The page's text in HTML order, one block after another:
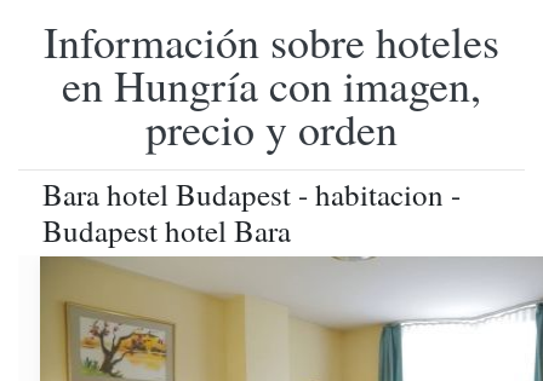
Información sobre hoteles
en Hungría con imagen,
precio y orden
Bara hotel Budapest - habitacion -
Budapest hotel Bara